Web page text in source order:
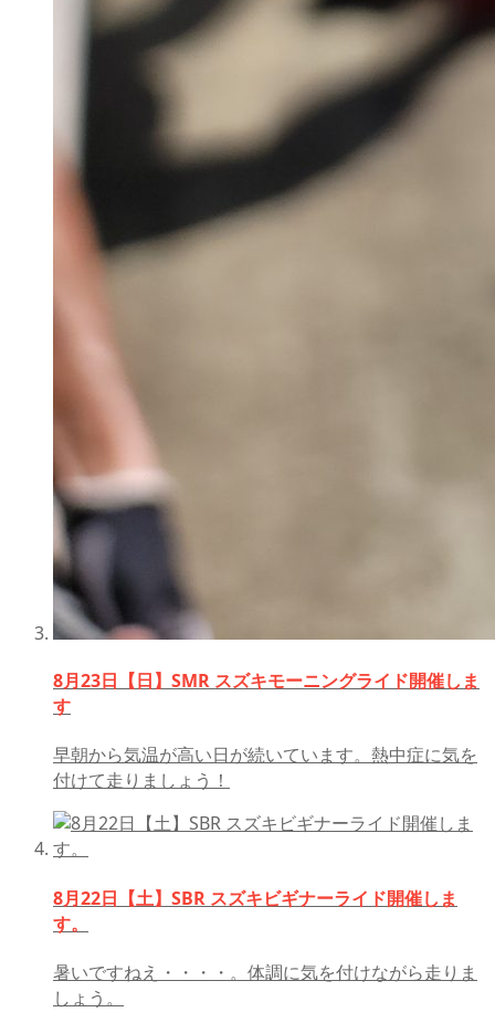
8月23日【日】SMR スズキモーニングライド開催しま
す
早朝から気温が高い日が続いています。熱中症に気を
付けて走りましょう！
8月22日【土】SBR スズキビギナーライド開催しま
す。
暑いですねえ・・・・。体調に気を付けながら走りま
しょう。